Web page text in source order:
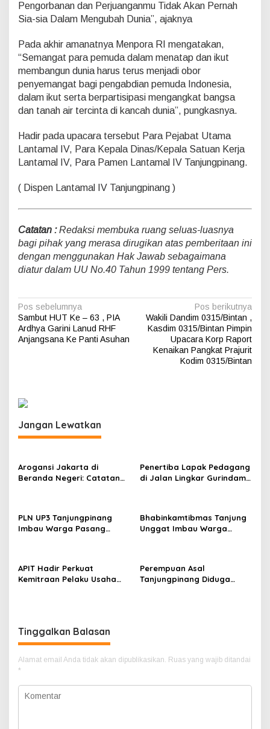
Pengorbanan dan Perjuanganmu Tidak Akan Pernah
Sia-sia Dalam Mengubah Dunia”, ajaknya
Pada akhir amanatnya Menpora RI mengatakan,
“Semangat para pemuda dalam menatap dan ikut
membangun dunia harus terus menjadi obor
penyemangat bagi pengabdian pemuda Indonesia,
dalam ikut serta berpartisipasi mengangkat bangsa
dan tanah air tercinta di kancah dunia”, pungkasnya.
Hadir pada upacara tersebut Para Pejabat Utama
Lantamal IV, Para Kepala Dinas/Kepala Satuan Kerja
Lantamal IV, Para Pamen Lantamal IV Tanjungpinang.
( Dispen Lantamal IV Tanjungpinang )
Catatan :Redaksi membuka ruang seluas-luasnya
bagi pihak yang merasa dirugikan atas pemberitaan ini
dengan menggunakan Hak Jawab sebagaimana
diatur dalam UU No.40 Tahun 1999 tentang Pers.
N
a
v
a
s
i
p
o
s
Pos sebelumnya
Sambut HUT Ke – 63 , PIA
Ardhya Garini Lanud RHF
Anjangsana Ke Panti Asuhan
Pos berikutnya
Wakili Dandim 0315/Bintan ,
Kasdim 0315/Bintan Pimpin
Upacara Korp Raport
Kenaikan Pangkat Prajurit
Kodim 0315/Bintan
Jangan Lewatkan
Arogansi Jakarta di
Beranda Negeri: Catatan
Penertiba Lapak Pedagang
di Jalan Lingkar Gurindam
PLN UP3 Tanjungpinang
Imbau Warga Pasang
Bhabinkamtibmas Tanjung
Unggat Imbau Warga
APIT Hadir Perkuat
Kemitraan Pelaku Usaha
Perempuan Asal
Tanjungpinang Diduga
Tinggalkan Balasan
Alamat email Anda tidak akan dipublikasikan. Ruas yang wajib ditandai
*